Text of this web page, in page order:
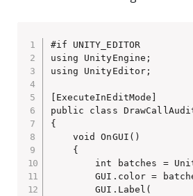
#if UNITY_EDITOR
using UnityEngine;
using UnityEditor;
[ExecuteInEditMode]
public class
{
void OnGUI()
{
int batches =
GUI.color = batches
GUI.Label(